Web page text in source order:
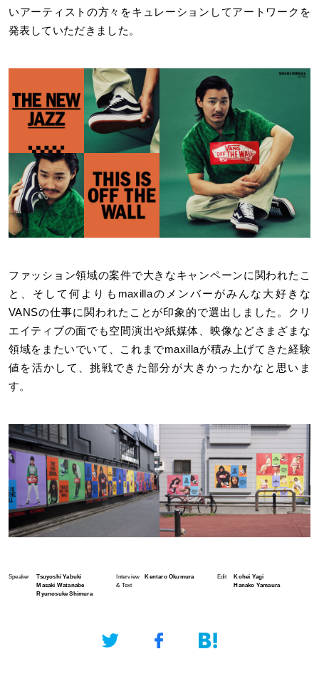
いアーティストの方々をキュレーションしてアートワークを
発表していただきました。
ファッション領域の案件で大きなキャンペーンに関われたこ
と、そして何よりもmaxillaのメンバーがみんな大好きな
VANSの仕事に関われたことが印象的で選出しました。クリ
エイティブの面でも空間演出や紙媒体、映像などさまざまな
領域をまたいでいて、これまでmaxillaが積み上げてきた経験
値を活かして、挑戦できた部分が大きかったかなと思いま
す。
Speaker
Tsuyoshi Yabuki
Masaki Watanabe
Ryunosuke Shimura
Interview
& Text
Kentaro Okumura Edit
Kohei Yagi
Hanako Yamaura